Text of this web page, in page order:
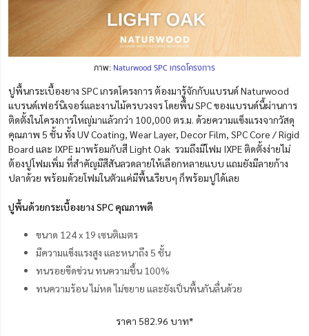
ภาพ: Naturwood SPC เกรดโครงการ
ปูพื้นกระเบื้องยาง SPC เกรดโครงการ ต้องมารู้จักกับแบรนด์ Naturwood
แบรนด์เฟอร์นิเจอร์และงานไม้ครบวงจร โดยพื้น SPC ของแบรนด์นี้ผ่านการ
ติดตั้งในโครงการใหญ่มาแล้วกว่า 100,000 ตร.ม. ด้วยความแข็งแรงจากวัสดุ
คุณภาพ 5 ชั้น ทั้ง UV Coating, Wear Layer, Decor Film, SPC Core / Rigid
Board และ IXPE มาพร้อมกับสี Light Oak รวมถึงมีโฟม IXPE ติดตั้งง่ายไม่
ต้องปูโฟมเพิ่ม ที่สำคัญมีสีสันลวดลายให้เลือกหลายแบบ แถมยังมีลายก้าง
ปลาด้วย พร้อมด้วยโฟมในตัวแค่มีพื้นเรียบๆ ก็พร้อมปูได้เลย
ปูพื้นด้วยกระเบื้องยาง SPC คุณภาพดี
ขนาด 124 x 19 เซนติเมตร
มีความแข็งแรงสูง และหนาถึง 5 ชั้น
ทนรอยขีดข่วน ทนความชื้น 100%
ทนความร้อน ไม่หด ไม่ขยาย และยังเป็นพื้นกันลื่นด้วย
ราคา 582.96 บาท*